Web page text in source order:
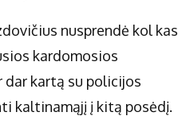
nusprendė kol kas
kardomosios
dar kartą su policijos
kaltinamąjį į kitą posėdį.